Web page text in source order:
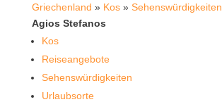
Griechenland » Kos» Sehenswürdigkeiten
Agios Stefanos
Kos
Reiseangebote
Sehenswürdigkeiten
Urlaubsorte